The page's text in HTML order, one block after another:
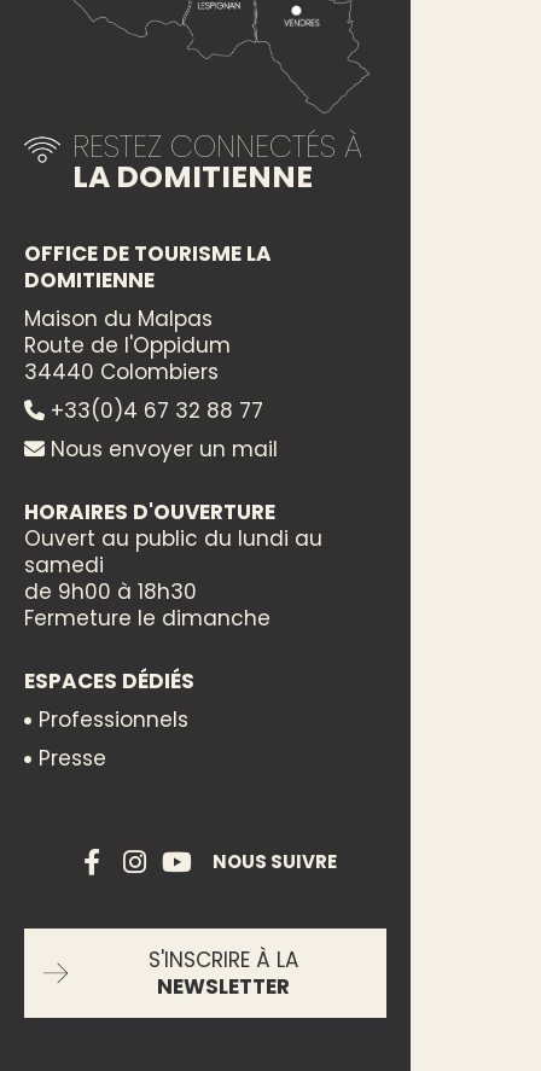
RESTEZ CONNECTÉS À
LA DOMITIENNE
OFFICE DE TOURISME LA
DOMITIENNE
Maison du Malpas
Route de l'Oppidum
34440 Colombiers
+33(0)4 67 32 88 77
Nous envoyer un mail
HORAIRES D'OUVERTURE
Ouvert au public du lundi au
samedi
de 9h00 à 18h30
Fermeture le dimanche
ESPACES DÉDIÉS
Professionnels
Presse
NOUS SUIVRE
S'INSCRIRE À LA
NEWSLETTER